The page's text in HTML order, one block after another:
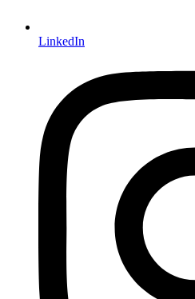
LinkedIn